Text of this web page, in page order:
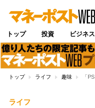
トップ 投資 ビジネス
トップ ライフ 趣味 「
ライフ